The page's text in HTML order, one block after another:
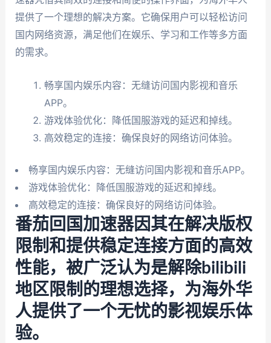
提供了一个理想的解决方案。它确保用户可以轻松访问
国内网络资源，满足他们在娱乐、学习和工作等多方面
的需求。
畅享国内娱乐内容：无缝访问国内影视和音乐
APP。
游戏体验优化：降低国服游戏的延迟和掉线。
高效稳定的连接：确保良好的网络访问体验。
畅享国内娱乐内容：无缝访问国内影视和音乐APP。
游戏体验优化：降低国服游戏的延迟和掉线。
高效稳定的连接：确保良好的网络访问体验。
番茄回国加速器因其在解决版权
限制和提供稳定连接方面的高效
性能，被广泛认为是解除bilibili
地区限制的理想选择，为海外华
人提供了一个无忧的影视娱乐体
验。